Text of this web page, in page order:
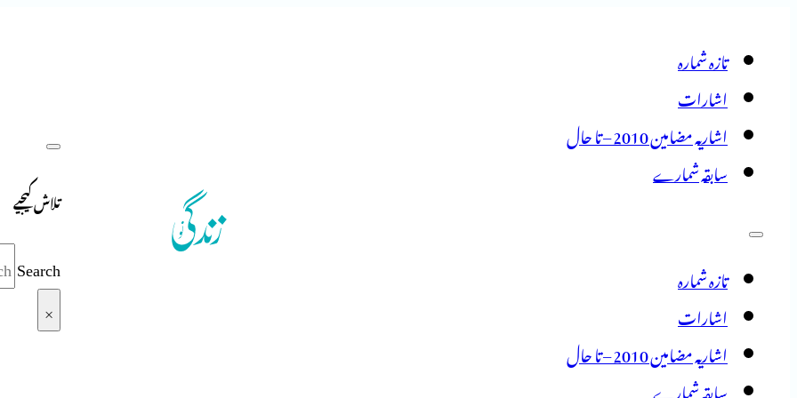
تازہ شمارہ
اشارات
اشاریہ مضامین 2010 – تا حال
سابقہ شمارے
تازہ شمارہ
اشارات
اشاریہ مضامین 2010 – تا حال
سابقہ شمارے
تلاش کیجیے
Search
×